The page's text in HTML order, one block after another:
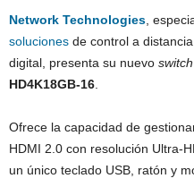
Network Technologies ,
soluciones de control a
digital, presenta su nuevo switch
HD4K18GB-16
Ofrece la capacidad de
HDMI 2.0 con resolución Ultra-
un único teclado USB, ratón y